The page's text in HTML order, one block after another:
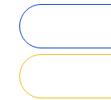
Télécharger